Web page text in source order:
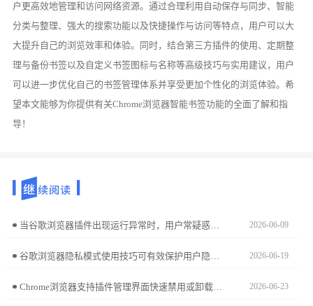
户更高效地管理和访问网络资源。通过合理利用自动保存与同步、智能
分类与整理、强大的搜索功能以及快捷操作与访问等特点，用户可以大
大提升自己的浏览效率和体验。同时，结合第三方插件的使用、定期整
理与备份书签以及自定义书签图标与名称等高级技巧与实用建议，用户
可以进一步优化自己的书签管理体系并享受更加个性化的浏览体验。希
望本文能够为你提供有关Chrome浏览器智能书签功能的全面了解和指
导！
当谷歌浏览器插件出现运行异常时，用户常疑惑是否必须卸载重装。本文分析异常类型，给出科学处理建议，帮助用户选择最佳故障解决方案。 2026-06-09
2026-06-19
Chrome浏览器支持插件管理界面快速禁用或卸载无用插件，定期清理扩展有助于提升浏览速度和保障安全，避免插件堆积带来的问题。 2026-06-23